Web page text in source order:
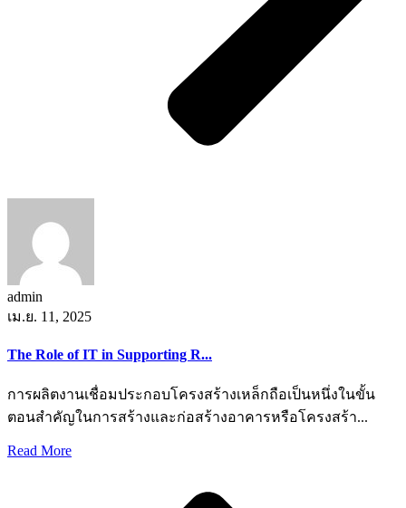
admin
เม.ย. 11, 2025
The Role of IT in Supporting R...
การผลิตงานเชื่อมประกอบโครงสร้างเหล็กถือเป็นหนึ่งในขั้น
ตอนสำคัญในการสร้างและก่อสร้างอาคารหรือโครงสร้า...
Read More